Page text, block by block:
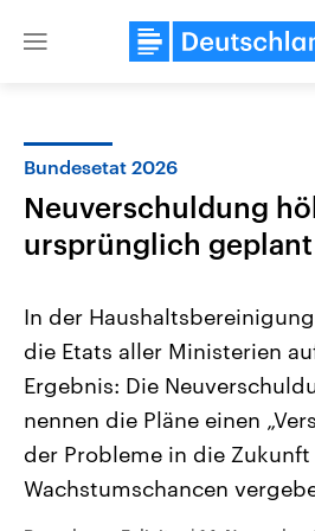
Close
Landtagswahl Sachsen-Anhalt
2026
Alle Informationen
September 2026 einen neuen
Bundesland von einer Koalition aus
Bundesetat 2026
Neuverschuldung
ursprünglich geplant
In der
die Etats aller Ministerien
Ergebnis: Die
nennen die Pläne einen
der Probleme in die
Wachstumschancen